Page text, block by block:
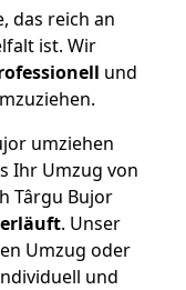
das reich an
ist. Wir
und
umziehen
Ihr Umzug von
Târgu Bujor
. Unser
Umzug oder
und